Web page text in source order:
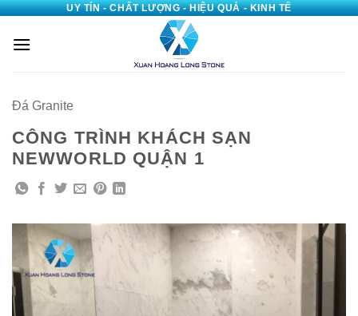
Bỏ
nội
UY TÍN - CHẤT LƯỢNG - HIỆU QUẢ - KINH TẾ
Đá Granite
CÔNG TRÌNH KHÁCH SẠN
NEWWORLD QUẬN 1